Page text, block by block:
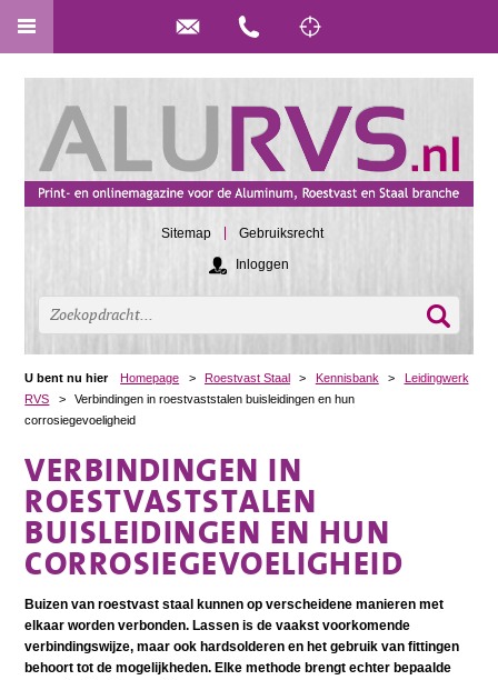
Sitemap
Gebruiksrecht
Inloggen
U bent nu hier Homepage > Roestvast Staal > Kennisbank >
Leidingwerk
RVS
>
Verbindingen in roestvaststalen buisleidingen en hun
corrosiegevoeligheid
VERBINDINGEN IN
ROESTVASTSTALEN
BUISLEIDINGEN EN HUN
CORROSIEGEVOELIGHEID
Buizen van roestvast staal kunnen op verscheidene manieren met
elkaar worden verbonden. Lassen is de vaakst voorkomende
verbindingswijze, maar ook hardsolderen en het gebruik van fittingen
behoort tot de mogelijkheden. Elke methode brengt echter bepaalde